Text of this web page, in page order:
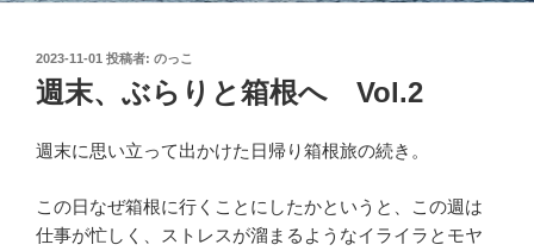
投
稿
日:
2023-11-01 投稿者: のっこ
週末、ぶらりと箱根へ Vol.2
週末に思い立って出かけた日帰り箱根旅の続き。
この日なぜ箱根に行くことにしたかというと、この週は
仕事が忙しく、ストレスが溜まるようなイライラとモヤ